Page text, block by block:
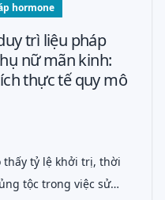
hormone
trì liệu pháp
nữ mãn kinh:
thực tế quy mô
thấy tỷ lệ khởi trị, thời
tộc trong việc sử